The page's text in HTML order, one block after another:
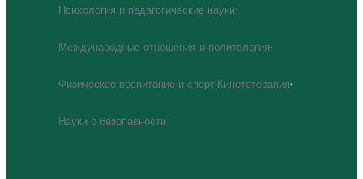
Психология и педагогические науки·
Международные отношения и политология·
Физическое воспитание и спорт·Кинетотерапия·
Науки о безопасности